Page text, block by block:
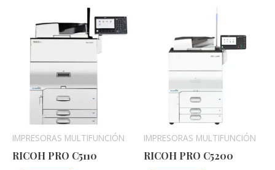
IMPRESORAS MULTIFUNCIÓN
RICOH PRO C5110
IMPRESORAS MULTIFUNCIÓN
RICOH PRO C5200